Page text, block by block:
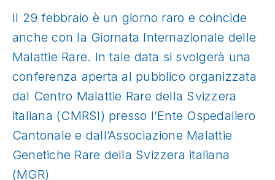
ll 29 febbraio è un giorno raro e coincide
anche con la Giornata Internazionale delle
Malattie Rare. In tale data si svolgerà una
conferenza aperta al pubblico organizzata
dal Centro Malattie Rare della Svizzera
italiana (CMRSI) presso l’Ente Ospedaliero
Cantonale e dall’Associazione Malattie
Genetiche Rare della Svizzera italiana
(MGR)